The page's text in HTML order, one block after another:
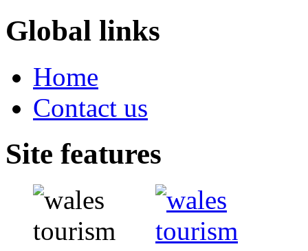
Global links
Home
Contact us
Site features